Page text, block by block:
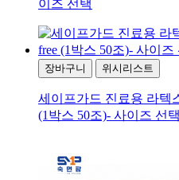
이즈 선택
장바구니 위시리스트
세이프가드 진료용 라텍
(1박스 50조)- 사이즈 선택